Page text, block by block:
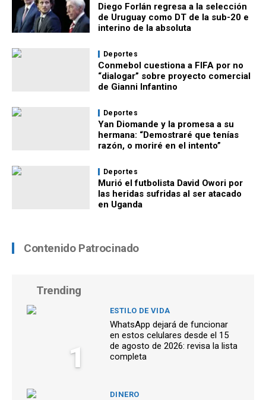
Diego Forlán regresa a la selección
de Uruguay como DT de la sub-20 e
interino de la absoluta
Deportes
Conmebol cuestiona a FIFA por no
“dialogar” sobre proyecto comercial
de Gianni Infantino
Deportes
Yan Diomande y la promesa a su
hermana: “Demostraré que tenías
razón, o moriré en el intento”
Deportes
Murió el futbolista David Owori por
las heridas sufridas al ser atacado
en Uganda
Contenido Patrocinado
Trending
1
ESTILO DE VIDA
WhatsApp dejará de funcionar
en estos celulares desde el 15
de agosto de 2026: revisa la lista
completa
DINERO